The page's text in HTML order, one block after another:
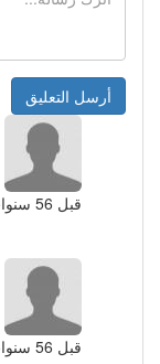
قبل 56 سنوات
قبل 56 سنوات